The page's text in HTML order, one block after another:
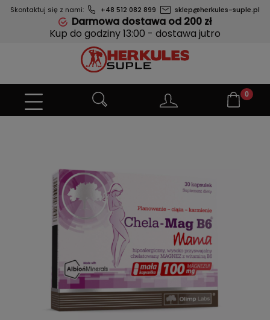
Skontaktuj się z nami: +48 512 082 899 sklep@herkules-suple.pl
Darmowa dostawa od 200 zł
Kup do godziny 13:00 - dostawa jutro